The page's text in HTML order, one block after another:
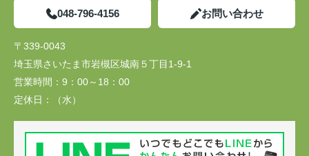
048-796-4156 お問い合わせ
〒339-0043
埼玉県さいたま市岩槻区城南５丁目1-9-1
営業時間： 9：00～18：00
定休日：
（水）